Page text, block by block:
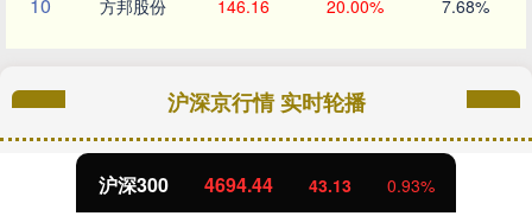
方邦股份 146.16 20.00% 7.68%
沪深京行情 实时轮播
沪深300 4694.44 43.13 0.93%